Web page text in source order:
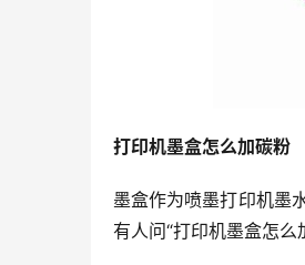
打印机墨盒怎么加碳粉
墨盒作为喷墨打印机墨
有人问“打印机墨盒怎么